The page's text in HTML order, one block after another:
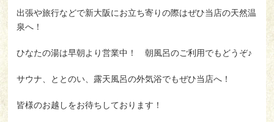
出張や旅行などで新大阪にお立ち寄りの際はぜひ当店の天然温
泉へ！
ひなたの湯は早朝より営業中！ 朝風呂のご利用でもどうぞ♪
サウナ、ととのい、露天風呂の外気浴でもぜひ当店へ！
皆様のお越しをお待ちしております！